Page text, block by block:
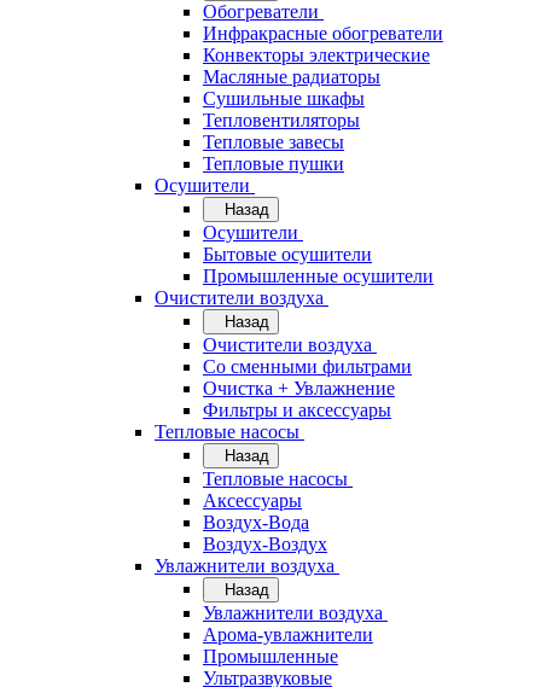
Обогреватели
Инфракрасные обогреватели
Конвекторы электрические
Масляные радиаторы
Сушильные шкафы
Тепловентиляторы
Тепловые завесы
Тепловые пушки
Осушители
Назад
Осушители
Бытовые осушители
Промышленные осушители
Очистители воздуха
Назад
Очистители воздуха
Cо сменными фильтрами
Очистка + Увлажнение
Фильтры и аксессуары
Тепловые насосы
Назад
Тепловые насосы
Аксессуары
Воздух-Вода
Воздух-Воздух
Увлажнители воздуха
Назад
Увлажнители воздуха
Арома-увлажнители
Промышленные
Ультразвуковые